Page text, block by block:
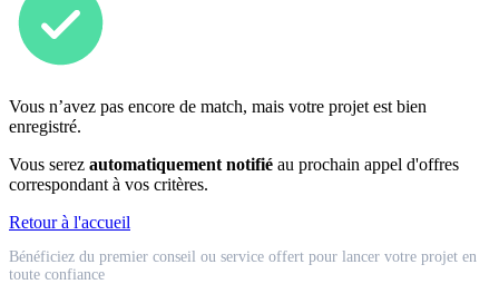
Vous n’avez pas encore de match, mais votre projet est bien
enregistré.
Vous serez automatiquement notifié au prochain appel d'offres
correspondant à vos critères.
Retour à l'accueil
Expert
Bénéficiez du premier conseil ou service offert pour lancer votre projet en
toute confiance